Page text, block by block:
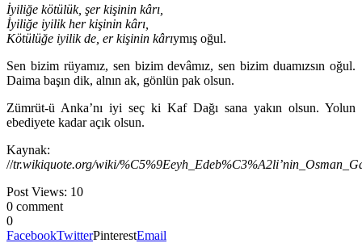
İyiliğe kötülük, şer kişinin kârı,
İyiliğe iyilik her kişinin kârı,
Kötülüğe iyilik de, er kişinin kârıymış oğul.
Sen bizim rüyamız, sen bizim devâmız, sen bizim duamızsın oğul.
Daima başın dik, alnın ak, gönlün pak olsun.
Zümrüt-ü Anka’nı iyi seç ki Kaf Dağı sana yakın olsun. Yolun
ebediyete kadar açık olsun.
Kaynak:
//tr.wikiquote.org/wiki/
Post Views: 10
0 comment
0
FacebookTwitterPinterestEmail